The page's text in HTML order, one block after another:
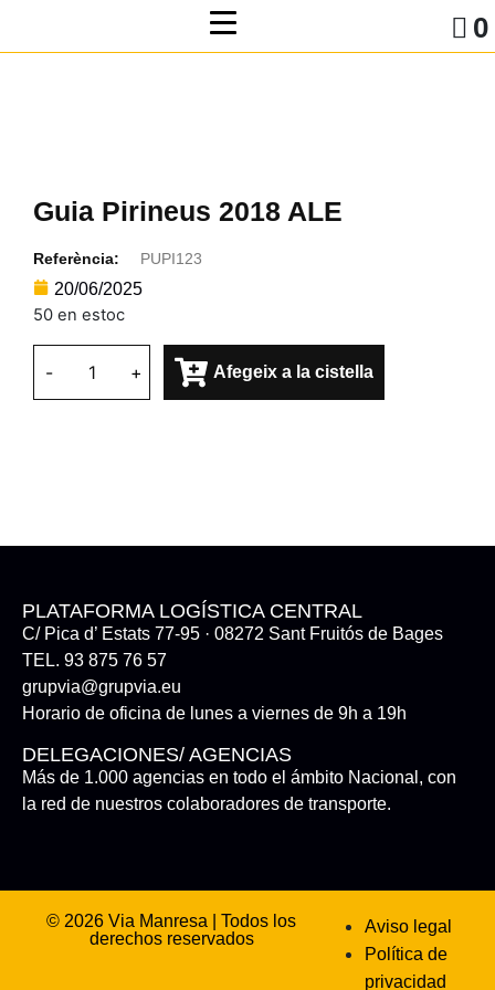
0
Guia Pirineus 2018 ALE
Referència: PUPI123
20/06/2025
50 en estoc
- + Afegeix a la cistella
PLATAFORMA LOGÍSTICA CENTRAL
C/ Pica d’ Estats 77-95 · 08272 Sant Fruitós de Bages
TEL. 93 875 76 57
grupvia@grupvia.eu
Horario de oficina de lunes a viernes de 9h a 19h
DELEGACIONES/ AGENCIAS
Más de 1.000 agencias en todo el ámbito Nacional, con
la red de nuestros colaboradores de transporte.
© 2026 Via Manresa | Todos los
derechos reservados
Aviso legal
Política de
privacidad